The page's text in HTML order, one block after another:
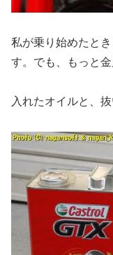
私が乗り始めたと
す。でも、もっと
入れたオイルと、